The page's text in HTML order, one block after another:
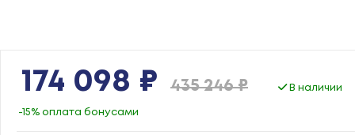
174 098 ₽ 435 246 ₽ В наличии
-15% оплата бонусами